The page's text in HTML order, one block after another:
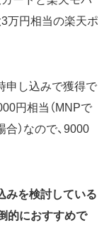
万円相当の楽天ポ
申し込みで獲得で
円相当（MNPで
）なので、9000
みを検討している
的におすすめで